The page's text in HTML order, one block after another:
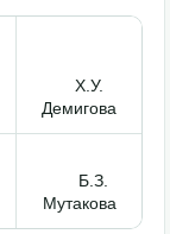
Х.У.
Демигова
Б.З.
Мутакова